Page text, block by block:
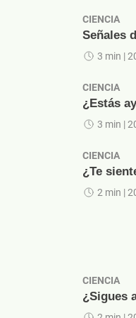
CIENCIA
Señales
3 min |
CIENCIA
¿Estás
3 min |
CIENCIA
¿Te
2 min |
CIENCIA
¿Sigues